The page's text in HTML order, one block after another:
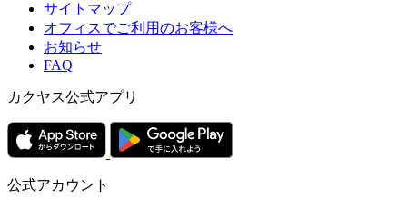
サイトマップ
オフィスでご利用のお客様へ
お知らせ
FAQ
カクヤス公式アプリ
公式アカウント